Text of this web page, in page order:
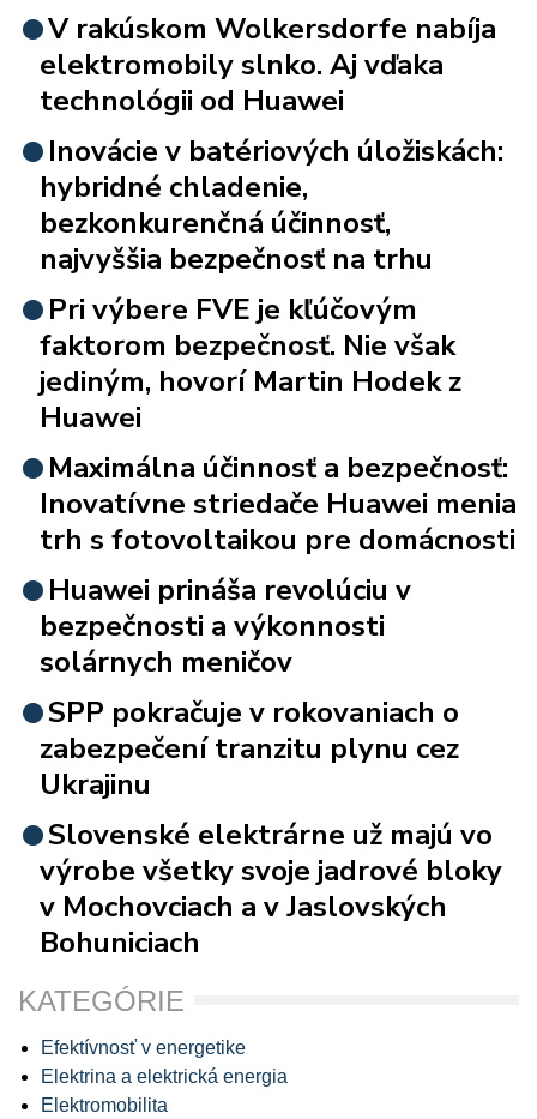
V rakúskom Wolkersdorfe nabíja
elektromobily slnko. Aj vďaka
technológii od Huawei
Inovácie v batériových úložiskách:
hybridné chladenie,
bezkonkurenčná účinnosť,
najvyššia bezpečnosť na trhu
Pri výbere FVE je kľúčovým
faktorom bezpečnosť. Nie však
jediným, hovorí Martin Hodek z
Huawei
Maximálna účinnosť a bezpečnosť:
Inovatívne striedače Huawei menia
trh s fotovoltaikou pre domácnosti
Huawei prináša revolúciu v
bezpečnosti a výkonnosti
solárnych meničov
SPP pokračuje v rokovaniach o
zabezpečení tranzitu plynu cez
Ukrajinu
Slovenské elektrárne už majú vo
výrobe všetky svoje jadrové bloky
v Mochovciach a v Jaslovských
Bohuniciach
KATEGÓRIE
Efektívnosť v energetike
Elektrina a elektrická energia
Elektromobilita